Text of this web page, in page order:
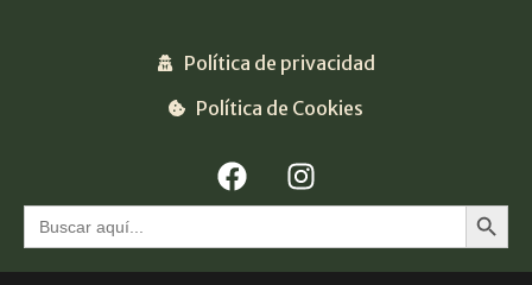
Política de privacidad
Política de Cookies
Buscar: Botón